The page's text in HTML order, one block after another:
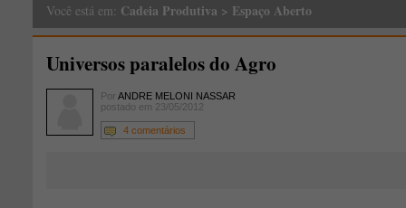
Você está em: Cadeia Produtiva > Espaço Aberto
Universos paralelos do Agro
Por ANDRE MELONI NASSAR
postado em 23/05/2012
4 comentários